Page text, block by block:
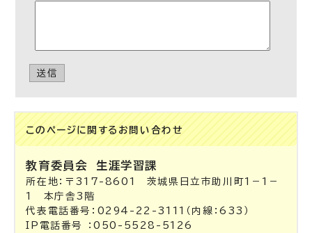
送信
このページに関する お問い合わせ
教育委員会 生涯学習課
所在地：〒317-8601 茨城県日立市助川町1－1－
1 本庁舎3階
代表電話番号：0294-22-3111（内線：633）
IP電話番号 ：050-5528-5126